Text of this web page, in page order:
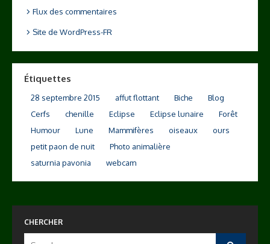
Flux des commentaires
Site de WordPress-FR
Étiquettes
28 septembre 2015 affut flottant Biche
Blog
Cerfs
chenille Eclipse Eclipse lunaire
Forêt
Humour
Lune Mammifères oiseaux
ours
petit paon de nuit
Photo animalière
saturnia pavonia
webcam
CHERCHER